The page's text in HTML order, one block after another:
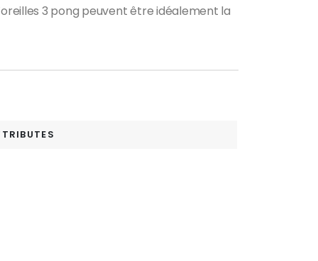
3 pong peuvent être idéalement la